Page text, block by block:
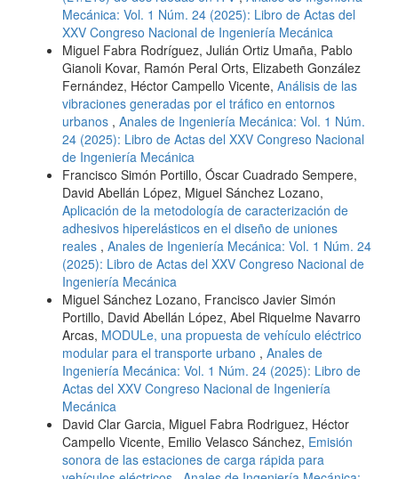
Mecánica: Vol. 1 Núm. 24 (2025): Libro de Actas del
XXV Congreso Nacional de Ingeniería Mecánica
Miguel Fabra Rodríguez, Julián Ortiz Umaña, Pablo
Gianoli Kovar, Ramón Peral Orts, Elizabeth González
Fernández, Héctor Campello Vicente, Análisis de las
vibraciones generadas por el tráfico en entornos
urbanos , Anales de Ingeniería Mecánica: Vol. 1 Núm.
24 (2025): Libro de Actas del XXV Congreso Nacional
de Ingeniería Mecánica
Francisco Simón Portillo, Óscar Cuadrado Sempere,
David Abellán López, Miguel Sánchez Lozano,
Aplicación de la metodología de caracterización de
adhesivos hiperelásticos en el diseño de uniones
reales , Anales de Ingeniería Mecánica: Vol. 1 Núm. 24
(2025): Libro de Actas del XXV Congreso Nacional de
Ingeniería Mecánica
Miguel Sánchez Lozano, Francisco Javier Simón
Portillo, David Abellán López, Abel Riquelme Navarro
Arcas, MODULe, una propuesta de vehículo eléctrico
modular para el transporte urbano , Anales de
Ingeniería Mecánica: Vol. 1 Núm. 24 (2025): Libro de
Actas del XXV Congreso Nacional de Ingeniería
Mecánica
David Clar Garcia, Miguel Fabra Rodriguez, Héctor
Campello Vicente, Emilio Velasco Sánchez, Emisión
sonora de las estaciones de carga rápida para